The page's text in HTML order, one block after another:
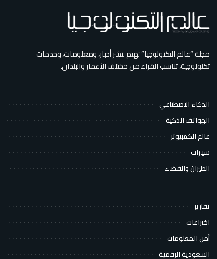
مجلة “عالم التكنولوجيا” تهتم بنشر أخبار، ومعلومات، وخدمات
تكنولوجية، تناسب القراء من مختلف الأعمار والبلدان.
الذكاء الاصطناعي
الهواتف الذكية
عالم الكمبيوتر
سيارات
الطيران والفضاء
تقارير
اختراعات
أمن المعلومات
السعودية الرقمية